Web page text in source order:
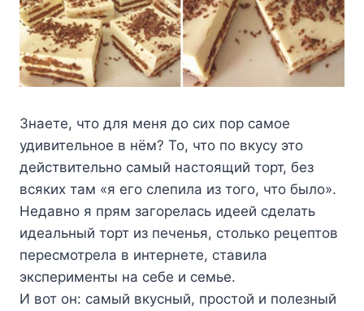
Знаете, что для меня до сих пор самое
удивительное в нём? То, что по вкусу это
действительно самый настоящий торт, без
всяких там «я его слепила из того, что было».
Недавно я прям загорелась идеей сделать
идеальный торт из печенья, столько рецептов
пересмотрела в интернете, ставила
эксперименты на себе и семье.
И вот он: самый вкусный, простой и полезный